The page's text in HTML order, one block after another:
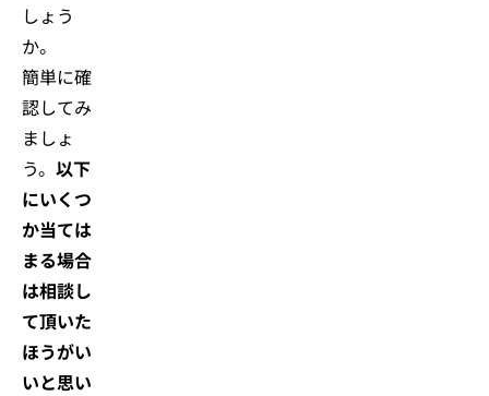
しょう
か。
簡単に確
認してみ
ましょ
う。 以下
にいくつ
か当ては
まる場合
は相談し
て頂いた
ほうがい
いと思い